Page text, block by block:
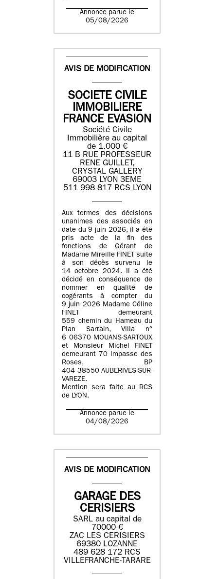
Annonce parue le
05/08/2026
AVIS DE MODIFICATION
SOCIETE CIVILE
IMMOBILIERE
FRANCE EVASION
Société Civile
Immobilière au capital
de 1.000 €
11 B RUE PROFESSEUR
RENE GUILLET,
CRYSTAL GALLERY
69003 LYON 3EME
511 998 817 RCS LYON
Aux termes des décisions
unanimes des associés en
date du 9 juin 2026, il a été
pris acte de la fin des
fonctions de Gérant de
Madame Mireille FINET suite
à son décès survenu le
14 octobre 2024. Il a été
décidé en conséquence de
nommer en qualité de
cogérants à compter du
9 juin 2026 Madame Céline
FINET demeurant
559 chemin du Hameau du
Plan Sarrain, Villa n°
6 06370 MOUANS-SARTOUX
et Monsieur Michel FINET
demeurant 70 impasse des
Roses, BP
404 38550 AUBERIVES-SUR-
VAREZE.
Mention sera faite au RCS
de LYON.
Annonce parue le
04/08/2026
AVIS DE MODIFICATION
GARAGE DES
CERISIERS
SARL au capital de
70000 €
ZAC LES CERISIERS
69380 LOZANNE
489 628 172 RCS
VILLEFRANCHE-TARARE